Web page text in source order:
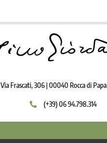
Via Frascati, 306 | 00040 Rocca di
(+39) 06 94.798.314